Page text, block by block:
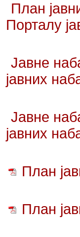
План
Порталу
Јавне
јавних
Јавне
јавних
План
План